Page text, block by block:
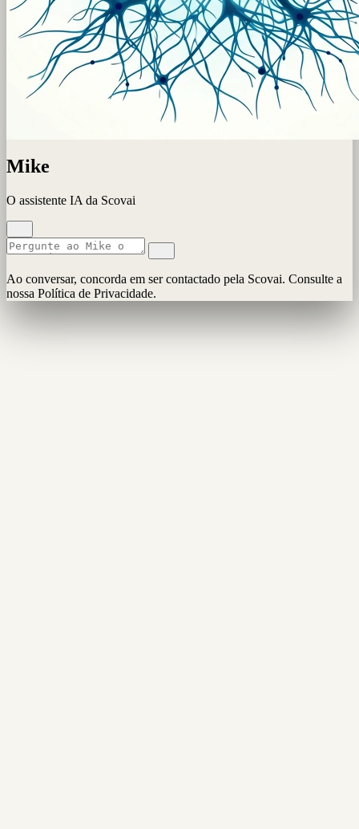
Mike
O assistente IA da Scovai
Ao conversar, concorda em ser contactado pela Scovai. Consulte a
nossa Política de Privacidade.